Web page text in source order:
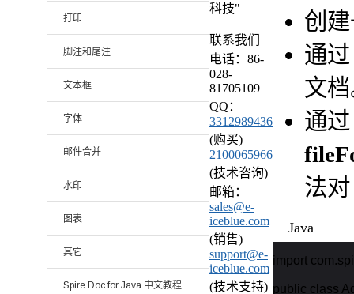
创
通
文
通
法
Java
import
public class
打印
脚注和尾注
文本框
字体
邮件合并
水印
图表
其它
Spire.Doc for Java 中文教程
科技"
联系我们
电话：86-
028-
81705109
QQ：
3312989436
(购买)
2100065966
(技术咨询)
邮箱：
sales@e-
iceblue.com
(销售)
support@e-
iceblue.com
(技术支持)